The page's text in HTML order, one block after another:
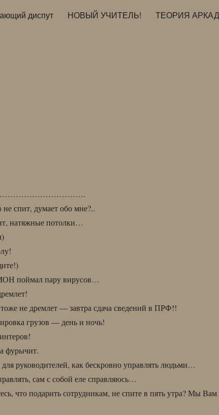
диспут НОВЫЙ УЧИТЕЛЬ! ТЕОРИЯ
спит, думает обо мне?..
натяжные потолки…
поймал пару вирусов…
не дремлет — завтра сдача сведений в ПРФ!!
грузов — день и ночь!
фурычит.
руководителей, как бескровно управлять людьми…
сам с собой еле справляюсь…
что подарить сотрудникам, не спите в пять утра? Мы Вам